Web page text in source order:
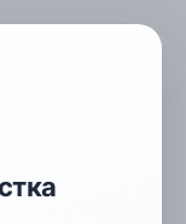
ширина - 50 мм
- 50 мм